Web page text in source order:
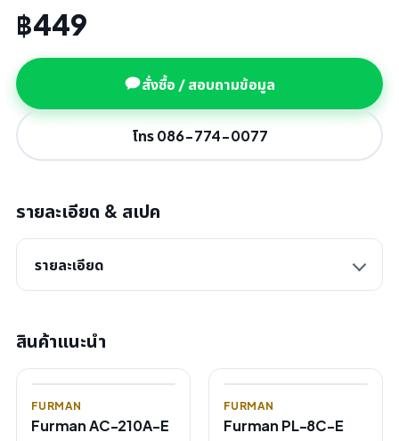
฿449
สั่งซื้อ / สอบถามข้อมูล
โทร 086-774-0077
รายละเอียด & สเปค
รายละเอียด
สินค้าแนะนำ
FURMAN
Furman AC-210A-E
FURMAN
Furman PL-8C-E